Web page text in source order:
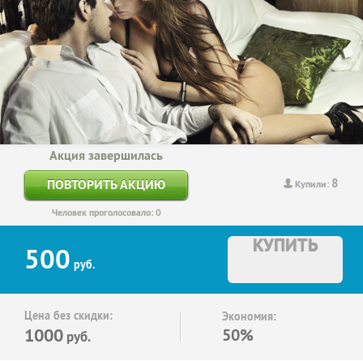
Купили: 8
Акция завершилась
ПОВТОРИТЬ АКЦИЮ
Человек проголосовало: 0
500 руб.
КУПИТЬ
Цена без скидки:
1000 руб.
Экономия:
50%